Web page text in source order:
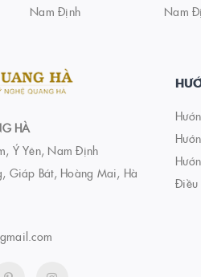
Nam Định
Nam
HÀ
Ý Yên, Nam Định
Giáp Bát, Hoàng Mai, Hà
Điều